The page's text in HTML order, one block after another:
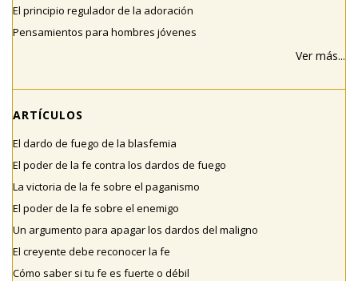
El principio regulador de la adoración
Pensamientos para hombres jóvenes
Ver más...
ARTÍCULOS
El dardo de fuego de la blasfemia
El poder de la fe contra los dardos de fuego
La victoria de la fe sobre el paganismo
El poder de la fe sobre el enemigo
Un argumento para apagar los dardos del maligno
El creyente debe reconocer la fe
Cómo saber si tu fe es fuerte o débil